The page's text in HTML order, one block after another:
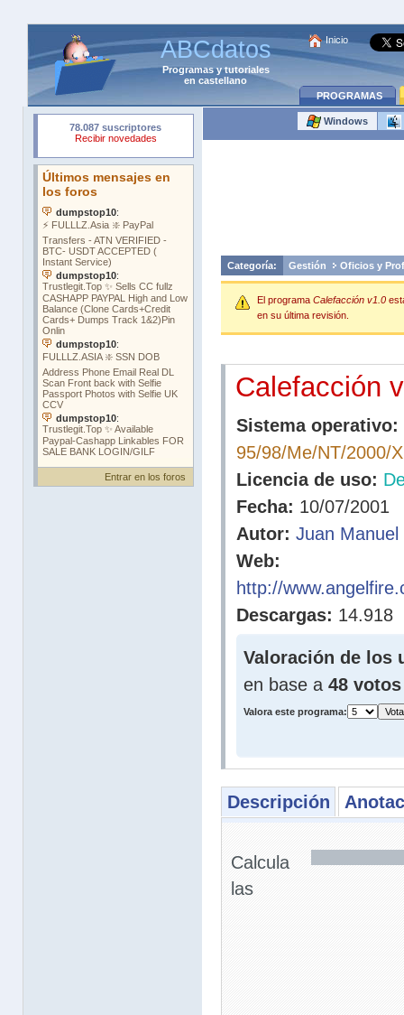
ABCdatos
Programasytutoriales
en castellano
Inicio
PROGRAMAS
Entrar en los foros
Windows
Categoría: Gestión Oficios y
El programa Calefacción v1.0
en su última revisión.
Calefacción
Sistema operativo:
95/98/Me/NT/2000/
Licencia de uso:
Fecha: 10/07/2001
Autor: Juan
Web:
http://
Descargas: 14.918
Valoración de los
en base a 48 votos
Valora este programa:
Descripción
Calcula
las